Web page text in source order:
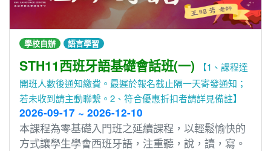
學校自辦 語言學習
STH11西班牙語基礎會話班(一)
【1、課程達
開班人數後通知繳費。最遲於報名截止隔一天寄發通知；
若未收到請主動聯繫。2、符合優惠折扣者請詳見備註】
2026-09-17 ~ 2026-12-10
本課程為零基礎入⾨班之延續課程，以輕鬆愉快的
⽅式讓學⽣學會⻄班牙語，注重聽，說，讀，寫。